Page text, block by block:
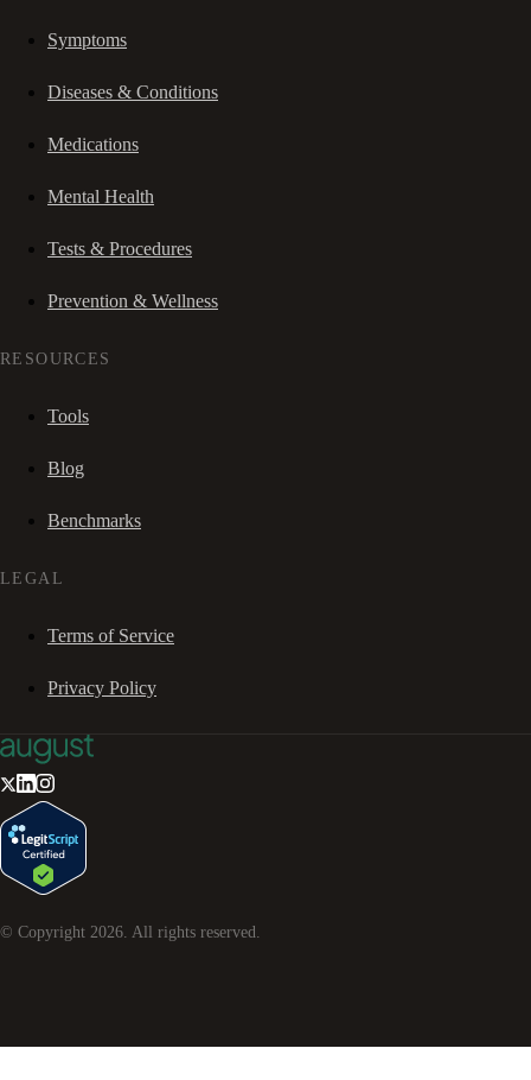
Symptoms
Diseases & Conditions
Medications
Mental Health
Tests & Procedures
Prevention & Wellness
RESOURCES
Tools
Blog
Benchmarks
LEGAL
Terms of Service
Privacy Policy
© Copyright 2026 . All rights reserved.